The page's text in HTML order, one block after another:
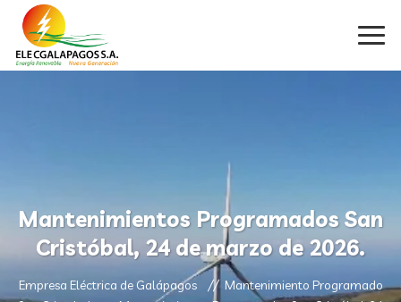
Mantenimientos Programados San
Cristóbal, 24 de marzo de 2026.
Empresa Eléctrica de Galápagos
Mantenimiento Programado